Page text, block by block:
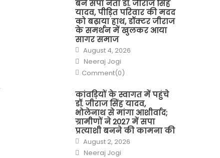
बने सपा नेता डॉ. जीराज सिंह
यादव, पीड़ित परिवार की मदद
को बढ़ाया हाथ, डॉक्टर जीराज
के समर्थन में खुलकर आया
सागर समाज
Posted
on
August 4, 2026
Author
Neeraj Jogi
Comment(0)
कांवड़ियों के स्वागत में पहुंचे
डॉ. जीराज सिंह यादव,
भोलेनाथ से मांगा आशीर्वाद;
ग्रामीणों ने 2027 में सपा
प्रत्याशी बनने की कामना की
Posted
on
August 2, 2026
Author
Neeraj Jogi